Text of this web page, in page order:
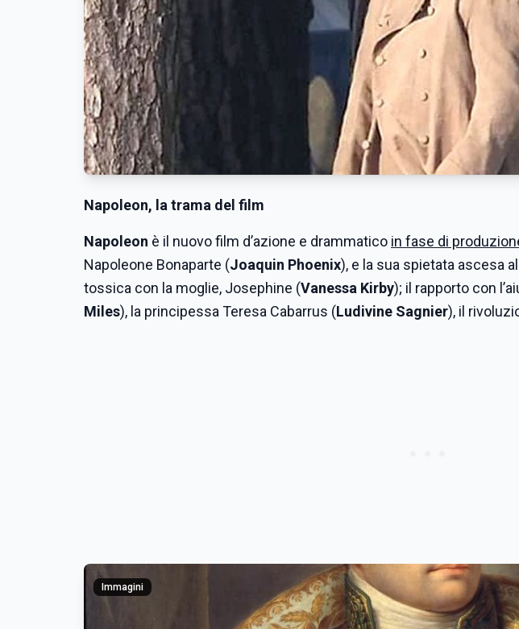
Napoleon, la trama del film
Napoleon è il nuovo film d’azione e drammatico in fase di
Napoleone Bonaparte (Joaquin Phoenix), e la sua spietata ascesa
tossica con la moglie, Josephine (Vanessa Kirby); il rapporto con
Miles), la principessa Teresa Cabarrus (Ludivine Sagnier), il
Immagini